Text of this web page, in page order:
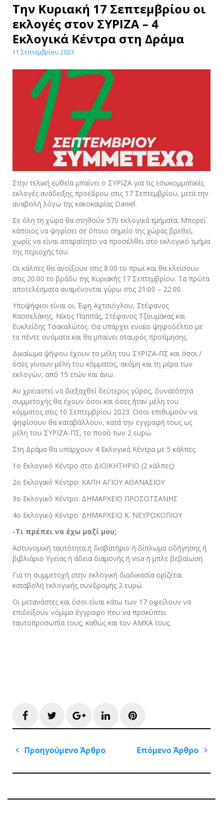
Την Κυριακή 17 Σεπτεμβρίου οι
εκλογές στον ΣΥΡΙΖΑ – 4
Εκλογικά Κέντρα στη Δράμα
11 Σεπτεμβρίου 2023
Στην τελική ευθεία μπαίνει ο ΣΥΡΙΖΑ για τις εσωκομματικές
εκλογές ανάδειξης προέδρου στις 17 Σεπτεμβρίου, μετά την
αναβολή λόγω της κακοκαιρίας Daniel.
Σε όλη τη χώρα θα στηθούν 570 εκλογικά τμήματα. Μπορεί
κάποιος να ψηφίσει σε όποιο σημείο της χώρας βρεθεί,
χωρίς να είναι απαραίτητο να προσέλθει στο εκλογικό τμήμα
της περιοχής του.
Οι κάλπες θα ανοίξουν στις 8:00 το πρωί και θα κλείσουν
στις 20.00 το βράδυ της Κυριακής 17 Σεπτεμβρίου. Τα πρώτα
αποτελέσματα αναμένονται γύρω στις 21:00 – 22:00.
Υποψήφιοι είναι οι: Έφη Αχτσιόγλου, Στέφανος
Κασσελάκης, Νίκος Παππάς, Στέφανος Τζουμάκας και
Ευκλείδης Τσακαλώτος. Θα υπάρχει ενιαίο ψηφοδέλτιο με
τα πέντε ονόματα και θα μπαίνει σταυρός προτίμησης.
Δικαίωμα ψήφου έχουν τα μέλη του ΣΥΡΙΖΑ-ΠΣ και όσοι /
όσες γίνουν μέλη του κόμματος, ακόμη και τη μέρα των
εκλογών, από 15 ετών και άνω.
Αν χρειαστεί να διεξαχθεί δεύτερος γύρος, δυνατότητα
συμμετοχής θα έχουν όσοι και όσες ήταν μέλη του
κόμματος στις 10 Σεπτεμβρίου 2023. Οσοι επιθυμούν να
ψηφίσουν θα καταβάλλουν, κατά την εγγραφή τους ως
μέλη του ΣΥΡΙΖΑ-ΠΣ, το ποσό των 2 ευρώ.
Στη Δράμα θα υπάρχουν 4 Εκλογικά Κέντρα με 5 κάλπες:
1ο Εκλογικό Κέντρο στο ΔΙΟΙΚΗΤΗΡΙΟ (2 κάλπες)
2ο Εκλογικό Κέντρο: ΚΑΠΗ ΑΓΙΟΥ ΑΘΑΝΑΣΙΟΥ
3ο Εκλογικό Κέντρο: ΔΗΜΑΡΧΕΙΟ ΠΡΟΣΟΤΣΑΝΗΣ
4ο Εκλογικό Κέντρο: ΔΗΜΑΡΧΕΙΟ Κ. ΝΕΥΡΟΚΟΠΙΟΥ
-Τι πρέπει να έχω μαζί μου;
Αστυνομική ταυτότητα ή διαβατήριο ή δίπλωμα οδήγησης ή
βιβλιάριο Υγείας ή άδεια διαμονής ή visa ή μπλε βεβαίωση.
Για τη συμμετοχή στην εκλογική διαδικασία ορίζεται
καταβολή εκλογικής συνδρομής 2 ευρώ.
Οι μετανάστες και όσοι είναι κάτω των 17 οφείλουν να
επιδείξουν νόμιμο έγγραφο που να προκύπτει
ταυτοπροσωπία τους, καθώς και τον ΑΜΚΑ τους.
FacebookTwitterGoogle+LinkedInPinterest
Πλοήγηση
Προηγούμενο Άρθρο
Επόμενο Άρθρο